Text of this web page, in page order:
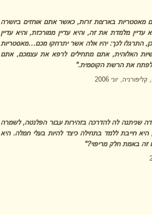
בארצות זרות, כאשר אתם אוחזים ביושרה
מלמדת את זה, והיא עדיין ממורכזת, והיא עדיין
התרגלו לכך: יהיו אלה אשר יתרחקו מכם…מאסטריות
האלוהית, אתם מתחילים לרפא את עצמכם, אתם
לפתח את הרשת הקוסמית."
יוני 2006
שניתנה לה להדרכה בזהירות עבור הפלנטה, לשמרה
חייבת ללמד בתחילה כיצד להיות בעלי חמלה. היא
באמת חלק מריפוי?"